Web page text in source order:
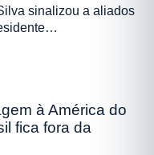
sinalizou a aliados
à América do
fica fora da